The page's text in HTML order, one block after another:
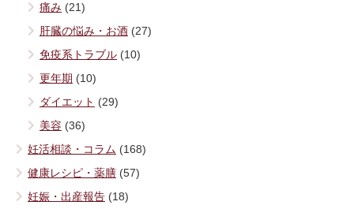
痛み (21)
肝臓の悩み・お酒 (27)
免疫系トラブル (10)
更年期 (10)
ダイエット (29)
美容 (36)
妊活相談・コラム (168)
健康レシピ・薬膳 (57)
妊娠・出産報告 (18)